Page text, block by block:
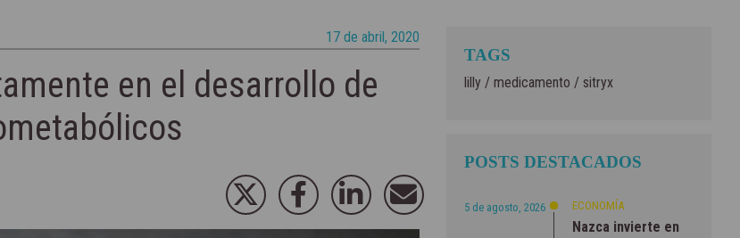
17 de abril, 2020
en el desarrollo de
TAGS
lilly /medicamento /sitryx
POSTS DESTACADOS
5 de agosto, 2026 ECONOMÍA
Nazca invierte en